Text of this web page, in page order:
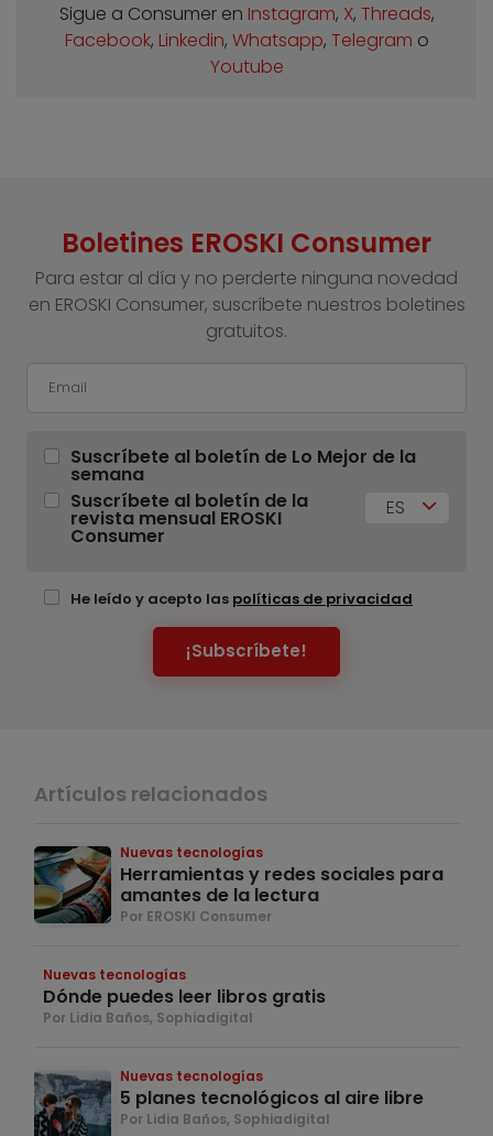
Sigue a Consumer en Instagram, X, Threads,
Facebook, Linkedin, Whatsapp, Telegram o
Youtube
Boletines EROSKI Consumer
Para estar al día y no perderte ninguna novedad
en EROSKI Consumer, suscríbete nuestros boletines
gratuitos.
Suscríbete al boletín de Lo Mejor de la
semana
Suscríbete al boletín de la
revista mensual EROSKI
Consumer
ES
He leído y acepto las políticas de privacidad
¡Subscríbete!
Artículos relacionados
Nuevas tecnologías
Herramientas y redes sociales para
amantes de la lectura
Por EROSKI Consumer
Nuevas tecnologías
Dónde puedes leer libros gratis
Por Lidia Baños, Sophiadigital
Nuevas tecnologías
5 planes tecnológicos al aire libre
Por Lidia Baños, Sophiadigital